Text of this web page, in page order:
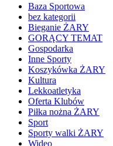
Baza Sportowa
bez kategorii
Bieganie ŻARY
GORĄCY TEMAT
Gospodarka
Inne Sporty
Koszykówka ŻARY
Kultura
Lekkoatletyka
Oferta Klubów
Piłka nożna ŻARY
Sport
Sporty walki ŻARY
Wideo